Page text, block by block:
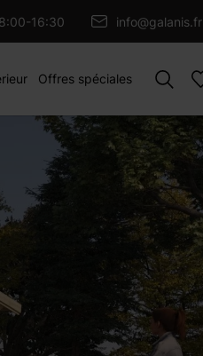
16:30 info@galanis.fr
Rechercher
Offres spéciales